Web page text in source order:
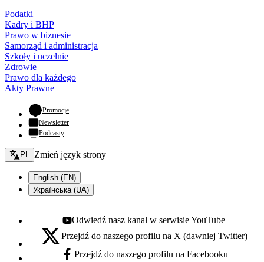
Podatki
Kadry i BHP
Prawo w biznesie
Samorząd i administracja
Szkoły i uczelnie
Zdrowie
Prawo dla każdego
Akty Prawne
Promocje- otwiera się w nowej karcie
Newsletter
Podcasty
Zmień język - bieżący:
PL Zmień język strony
English (EN)
Українська (UA)
Youtube - otwiera się w nowej karcie
Odwiedź nasz kanał w serwisie YouTube
X - otwiera się w nowej karcie
Przejdź do naszego profilu na X (dawniej Twitter)
Facebook - otwiera się w nowej karcie
Przejdź do naszego profilu na Facebooku